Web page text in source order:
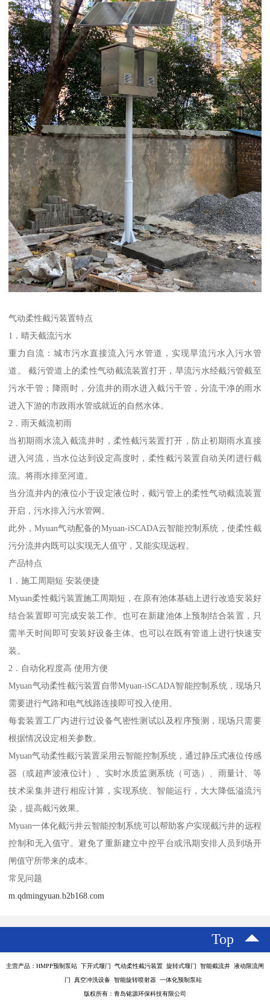
气动柔性截污装置特点
1．晴天截流污水
重力自流：城市污水直接流入污水管道，实现旱流污水入污水管
道。 截污管道上的柔性气动截流装置打开，旱流污水经截污管截至
污水干管；降雨时，分流井的雨水进入截污干管，分流干净的雨水
进入下游的市政雨水管或就近的自然水体。
2．雨天截流初雨
当初期雨水流入截流井时，柔性截污装置打开，防止初期雨水直接
进入河流，当水位达到设定高度时，柔性截污装置自动关闭进行截
流。将雨水排至河道。
当分流井内的液位小于设定液位时，截污管上的柔性气动截流装置
开启，污水排入污水管网。
此外，Myuan气动配备的Myuan-iSCADA云智能控制系统，使柔性截
污分流井内既可以实现无人值守，又能实现远程。
产品特点
1．施工周期短 安装便捷
Myuan柔性截污装置施工周期短，在原有池体基础上进行改造安装好
结合装置即可完成安装工作。也可在新建池体上预制结合装置，只
需半天时间即可安装好设备主体。也可以在既有管道上进行快速安
装。
2．自动化程度高 使用方便
Myuan气动柔性截污装置自带Myuan-iSCADA智能控制系统，现场只
需要进行气路和电气线路连接即可投入使用。
每套装置工厂内进行过设备气密性测试以及程序预测，现场只需要
根据情况设定相关参数。
Myuan气动柔性截污装置采用云智能控制系统，通过静压式液位传感
器（或超声波液位计）、实时水质监测系统（可选）、雨量计、等
技术采集并进行相应计算，实现系统、智能运行，大大降低溢流污
染，提高截污效果。
Myuan一体化截污井云智能控制系统可以帮助客户实现截污井的远程
控制和无入值守。避免了重新建立中控平台或汛期安排人员到场开
闸值守所带来的成本。
常见问题
m.qdmingyuan.b2b168.com
Top
主营产品：HMPP预制泵站 下开式堰门 气动柔性截污装置 旋转式堰门 智能截流井 液动限流闸
门 真空冲洗设备 智能旋转喷射器 一体化预制泵站
版权所有：青岛铭源环保科技有限公司